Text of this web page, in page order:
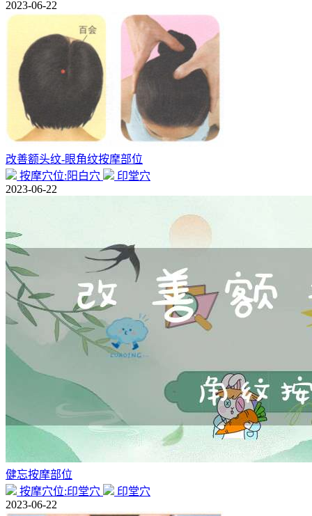
2023-06-22
改善额头纹-眼角纹按摩部位
按摩穴位:阳白穴
印堂穴
2023-06-22
健忘按摩部位
按摩穴位:印堂穴
印堂穴
2023-06-22